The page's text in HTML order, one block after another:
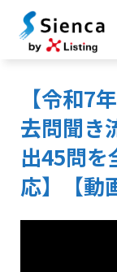
【令和7
去問聞き
出45問を
応】【動